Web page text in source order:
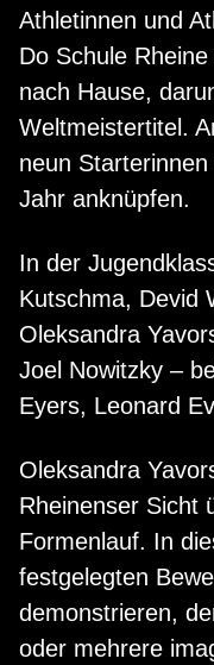
Athletinnen und
Do Schule
nach Hause,
Weltmeistertitel.
neun
Jahr anknüpfen.
In der
Kutschma, Devid
Oleksandra
Joel Nowitzky –
Eyers, Leonard
Oleksandra
Rheinenser Sicht
Formenlauf. In
festgelegten
demonstrieren,
oder mehrere